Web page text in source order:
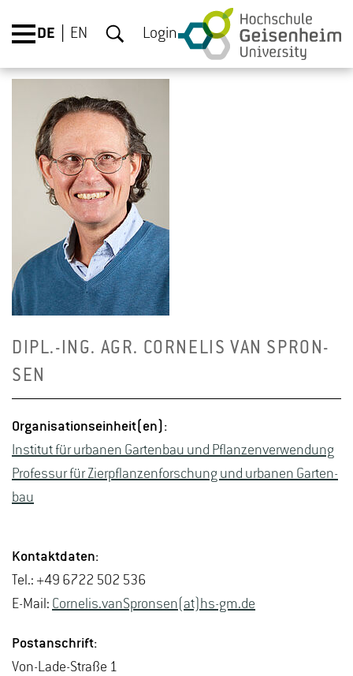
DE EN Login
DIPL.-ING. AGR. COR­NE­LIS VAN SPRON­
SEN
Or­ga­ni­sa­ti­ons­ein­heit(en):
In­sti­tut für ur­ba­nen Gar­ten­bau und Pflan­zen­ver­wen­dung
Pro­fes­sur für Zier­pflan­zen­for­schung und ur­ba­nen Gar­ten­
bau
Kon­takt­da­ten:
Tel.: +49 6722 502 536
E-Mail: Cor­ne­lis.vanS­pron­sen(at)hs-​gm.​de
Post­an­schrift:
Von-La­de-Stra­ße 1